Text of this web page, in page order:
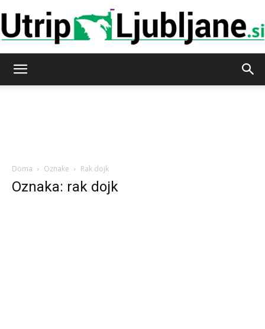
Doma Oznake Rak dojk
Oznaka: rak dojk